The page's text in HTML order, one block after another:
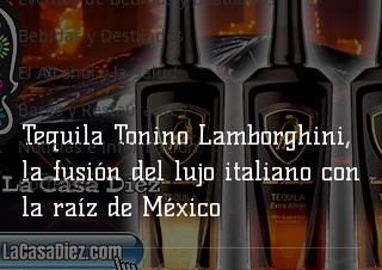
Bebidas y Destilados
El Alcohol y la Salud
Bares y Restaurantes
Noticias e Información
Coctelería
Tequila Tonino Lamborghini,
la fusión del lujo italiano con
la raíz de México